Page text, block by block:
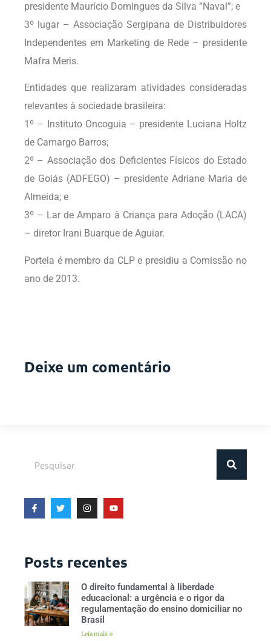
presidente Maurício Domingues da Silva “Naval”; e
3º lugar – Associação Sergipana de Distribuidores
Independentes em Marketing de Rede – presidente
Mafra Meris.
Entidades que realizaram atividades consideradas
relevantes à sociedade brasileira:
1º – Instituto Oncoguia – presidente Luciana Holtz
de Camargo Barros;
2º – Associação dos Deficientes Físicos do Estado
de Goiás (ADFEGO) – presidente Adriane Maria de
Almeida; e
3º – Lar de Amparo à Criança para Adoção (LACA)
– diretor Irani Buarque de Aguiar.
Portela é membro da CLP e presidiu a Comissão no
ano de 2013.
Deixe um comentário
Posts recentes
O direito fundamental à liberdade
educacional: a urgência e o rigor da
regulamentação do ensino domiciliar no
Brasil
Leia mais »